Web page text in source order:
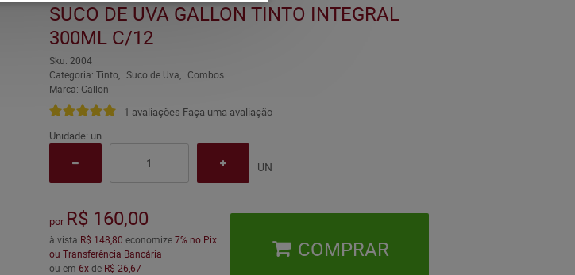
SUCO DE UVA GALLON TINTO INTEGRAL
300ML C/12
Sku: 2004
Categoria: Tinto Suco de Uva
Combos
Marca: Gallon
1 avaliações Faça uma avaliação
Unidade: un
UN
por R$ 160,00
à vista R$ 148,80 economize7% no Pix
ou Transferência Bancária
ou em 6xde R$ 26,67
COMPRAR